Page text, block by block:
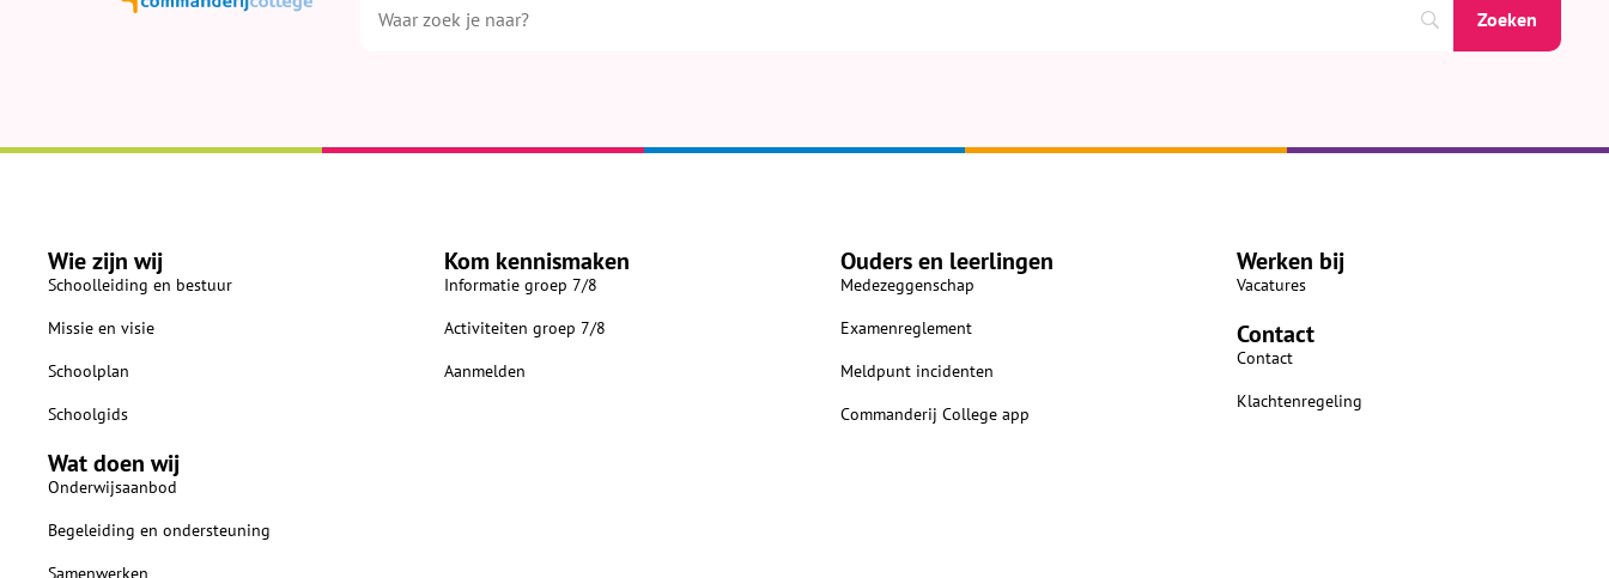
Wie zijn wij
Schoolleiding en bestuur
Missie en visie
Schoolplan
Schoolgids
Wat doen wij
Onderwijsaanbod
Begeleiding en ondersteuning
Samenwerken
Kom kennismaken
Informatie groep 7/8
Activiteiten groep 7/8
Aanmelden
Ouders en leerlingen
Medezeggenschap
Examenreglement
Meldpunt incidenten
Commanderij College app
Werken bij
Vacatures
Contact
Contact
Klachtenregeling